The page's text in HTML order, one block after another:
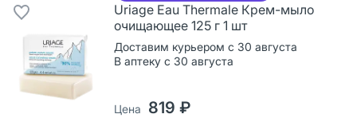
Uriage Eau Thermale Крем-мыло
очищающее 125 г 1 шт
Доставим курьером с 30 августа
В аптеку с 30 августа
Цена 819 ₽